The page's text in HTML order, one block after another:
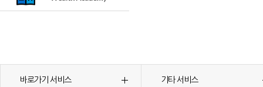
바로가기 서비스 기타 서비스